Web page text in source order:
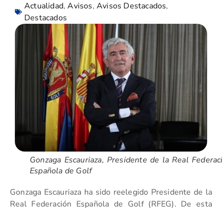
Actualidad,Avisos,Avisos Destacados,
Destacados
Gonzaga Escauriaza, Presidente de la Real
Española de Golf
Gonzaga Escauriaza ha sido reelegido Presidente de la
Real Federación Española de Golf (RFEG). De esta